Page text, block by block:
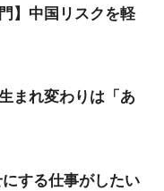
】中国リスクを軽
まれ変わりは「あ
する仕事がしたい